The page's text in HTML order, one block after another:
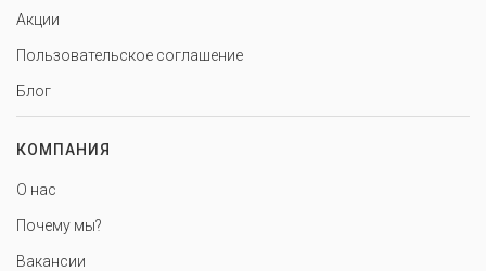
Акции
Пользовательское соглашение
Блог
КОМПАНИЯ
О нас
Почему мы?
Вакансии